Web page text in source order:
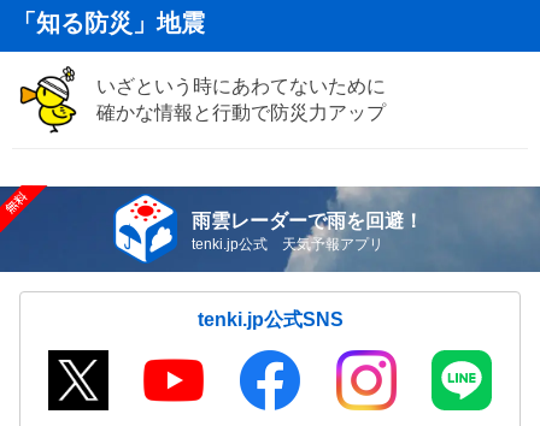
「知る防災」地震
いざという時にあわてないために
確かな情報と行動で防災力アップ
雨雲レーダーで雨を回避！
tenki.jp公式 天気予報アプリ
tenki.jp公式SNS